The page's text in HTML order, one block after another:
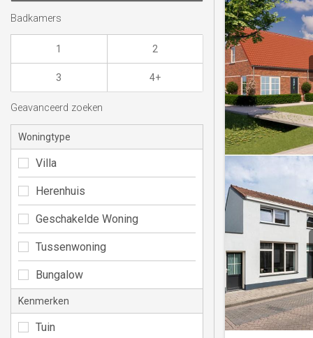
Badkamers
1 2
3 4+
Geavanceerd zoeken
Woningtype
Villa
Herenhuis
Geschakelde Woning
Tussenwoning
Bungalow
Kenmerken
Tuin